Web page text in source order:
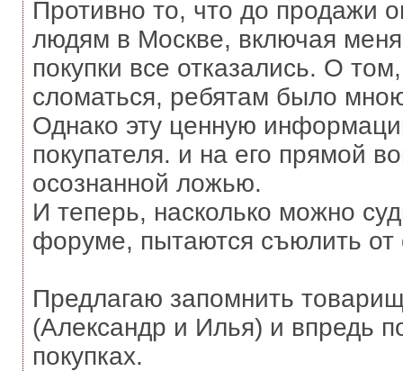
Противно то, что до продажи
людям в Москве, включая
покупки все отказались. О
сломаться, ребятам было
Однако эту ценную
покупателя. и на его прямой
осознанной ложью.
И теперь, насколько можно
форуме, пытаются съюлить от
Предлагаю запомнить
(Александр и Илья) и впредь
покупках.